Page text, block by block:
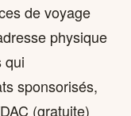
de voyage
physique
qui
sponsorisés,
(gratuite)